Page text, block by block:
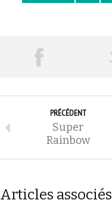
PRÉCÉDENT
Super
Rainbow
Articles associés